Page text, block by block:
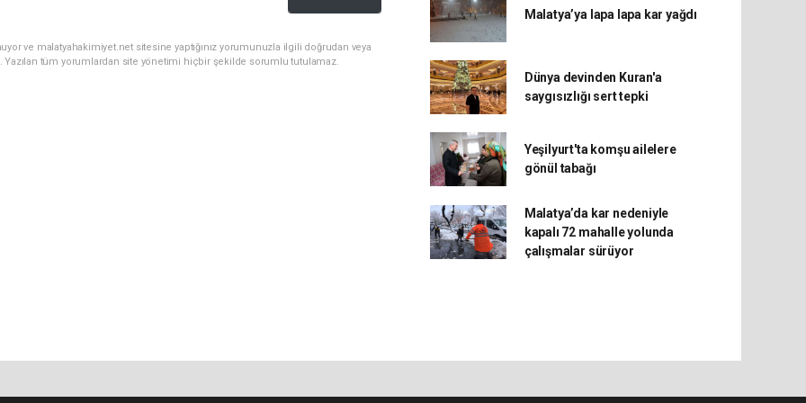
ve malatyahakimiyet.net sitesine yaptığınız yorumunuzla ilgili doğrudan veya
Yazılan tüm yorumlardan site yönetimi hiçbir şekilde sorumlu tutulamaz.
Malatya’ya lapa lapa kar yağdı
Dünya devinden Kuran'a
saygısızlığı sert tepki
Yeşilyurt'ta komşu ailelere
gönül tabağı
Malatya’da kar nedeniyle
kapalı 72 mahalle yolunda
çalışmalar sürüyor